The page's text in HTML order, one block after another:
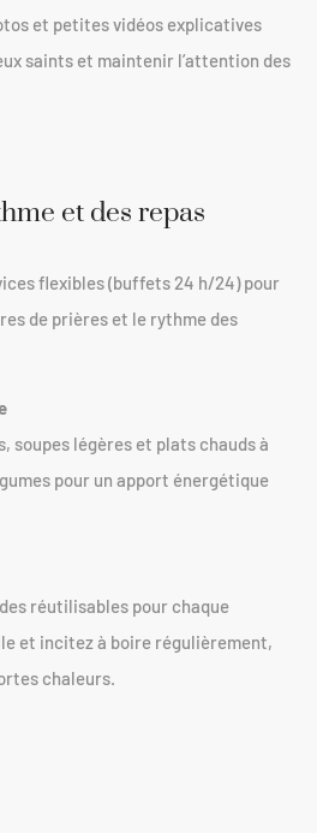
et petites vidéos explicatives
saints et maintenir l’attention des
et des repas
flexibles (buffets 24 h/24) pour
de prières et le rythme des
soupes légères et plats chauds à
pour un apport énergétique
réutilisables pour chaque
et incitez à boire régulièrement,
chaleurs.